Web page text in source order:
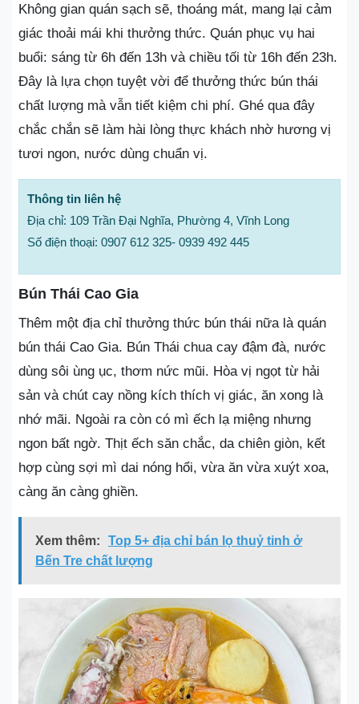
Không gian quán sạch sẽ, thoáng mát, mang lại cảm
giác thoải mái khi thưởng thức. Quán phục vụ hai
buổi: sáng từ 6h đến 13h và chiều tối từ 16h đến 23h.
Đây là lựa chọn tuyệt vời để thưởng thức bún thái
chất lượng mà vẫn tiết kiệm chi phí. Ghé qua đây
chắc chắn sẽ làm hài lòng thực khách nhờ hương vị
tươi ngon, nước dùng chuẩn vị.
Thông tin liên hệ
Địa chỉ: 109 Trần Đại Nghĩa, Phường 4, Vĩnh Long
Số điện thoại: 0907 612 325- 0939 492 445
Bún Thái Cao Gia
Thêm một địa chỉ thưởng thức bún thái nữa là quán
bún thái Cao Gia. Bún Thái chua cay đậm đà, nước
dùng sôi ùng ục, thơm nức mũi. Hòa vị ngọt từ hải
sản và chút cay nồng kích thích vị giác, ăn xong là
nhớ mãi. Ngoài ra còn có mì ếch lạ miệng nhưng
ngon bất ngờ. Thịt ếch săn chắc, da chiên giòn, kết
hợp cùng sợi mì dai nóng hổi, vừa ăn vừa xuýt xoa,
càng ăn càng ghiền.
Xem thêm:
Top 5+ địa chỉ bán lọ thuỷ tinh ở
Bến Tre chất lượng